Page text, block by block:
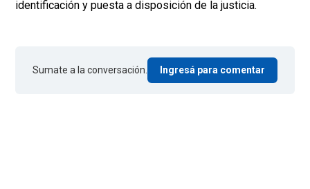
identificación y puesta a disposición de la justicia.
Sumate a la conversación. Ingresá para comentar